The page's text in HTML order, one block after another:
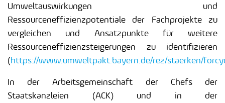
Umweltauswirkungen und
Ressourceneffizienzpotentiale der Fachprojekte zu
vergleichen und Ansatzpunkte für weitere
Ressourceneffizienzsteigerungen zu identifizieren
(https://www.umweltpakt.bayern.de/rez/staerken/
In der Arbeitsgemeinschaft der Chefs der
Staatskanzleien (ACK) und in der